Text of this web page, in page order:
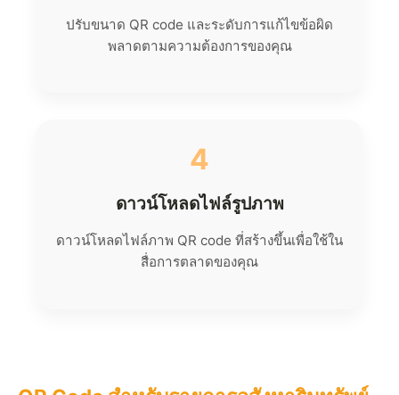
ปรับขนาด QR code และระดับการแก้ไขข้อผิด
พลาดตามความต้องการของคุณ
4
ดาวน์โหลดไฟล์รูปภาพ
ดาวน์โหลดไฟล์ภาพ QR code ที่สร้างขึ้นเพื่อใช้ใน
สื่อการตลาดของคุณ